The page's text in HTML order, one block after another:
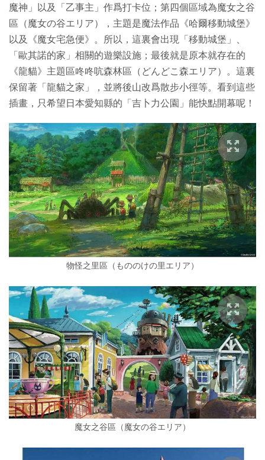
魔神」以及「乙事主」作爲打卡位；第四個區域為魔女之谷
區（魔女の谷エリア），主題是魔法作品《哈爾移動城堡》
以及《魔女宅急便》。所以，這裏會出現「移動城堡」、
「歐其諾的家」相關的遊樂設施；最後就是原本就存在的
《龍貓》主題區咚咚吭森林區（どんどこ森エリア）。這裏
保留著「龍貓之家」，並將後山改爲散步小徑等。看到這些
插畫，只希望日本愛知縣的「吉卜力公園」能快點開幕呢！
物怪之里區（もののけの里エリア）
魔女之谷區（魔女の谷エリア）